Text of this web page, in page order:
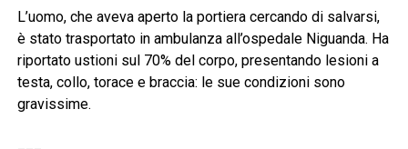
L’uomo, che aveva aperto la portiera cercando di salvarsi,
è stato trasportato in ambulanza all’ospedale Niguanda. Ha
riportato ustioni sul 70% del corpo, presentando lesioni a
testa, collo, torace e braccia: le sue condizioni sono
gravissime.